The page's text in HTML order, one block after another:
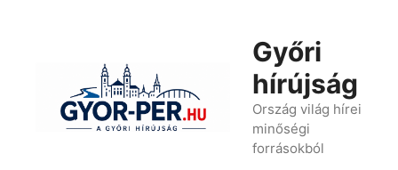
Győri
hírújság
Ország világ hírei
minőségi
forrásokból